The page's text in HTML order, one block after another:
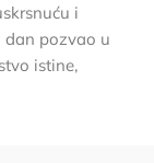
i
dan pozvao u
istine,